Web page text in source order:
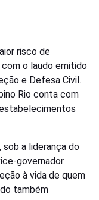
risco de
o laudo emitido
e Defesa Civil.
Rio conta com
a liderança do
governador
à vida de quem
também